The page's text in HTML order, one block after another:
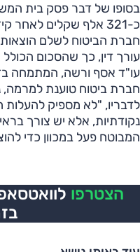
בסופו של דבר פסק בית
כ-321 אלף שקלים
חברת הביטוח לשלם
עורך דין, כך שהסכום הכולל הגיע לכ-
עו"ד אסף ורשה, המתמחה
חברת ביטוח טוענת למרמה,
לדבריו, "לא מספיק להעלות
נקודתיות, אלא יש צורך
המבוטח פעל במכוון כדי
הצטרפו